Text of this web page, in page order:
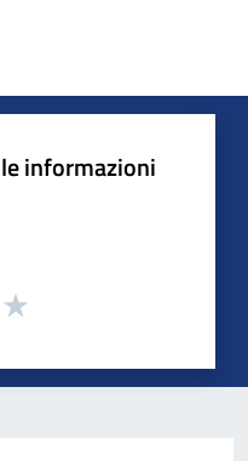
informazioni